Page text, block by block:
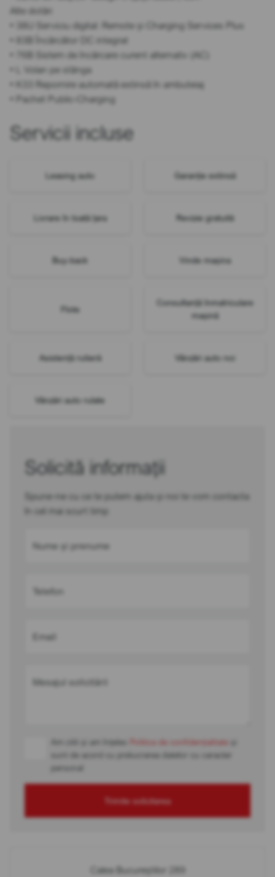
Alte dotări
• 38U Serviciu digital: Remote și Charging Services Plus
• 83B Încărcător DC integrat
• 76B Sistem de încărcare curent alternativ (AC)
• L Volan pe stânga
• K33 Repornire automată extinsă în ambuteiaj
• Pachet Public-Charging
Servicii incluse
Leasing auto Garanție extinsă
Livrare în toată țara Revizie gratuită
Buy-back Vinde mașina
Flote
Consultanță înmatriculare
mașină
Asistență rutieră Vânzări auto noi
Vânzări auto rulate
Solicită informații
Spune-ne cu ce te putem ajuta și noi te vom contacta
în cel mai scurt timp
Nume și prenume
Telefon
Email
Mesajul solicitării
Am citit și am înțeles Politica de confidențialitate
sunt de acord cu prelucrarea datelor cu caracter
personal
Trimite solicitarea
Calea Bucureștilor 289